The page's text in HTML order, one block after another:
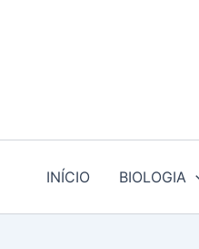
INÍCIO BIOLOGIA